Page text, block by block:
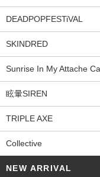
DEADPOPFESTiVAL
SKINDRED
Sunrise In My Attache
眩暈SIREN
TRIPLE AXE
Collective
NEW ARRIVAL